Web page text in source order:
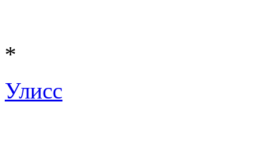
*
Улисс